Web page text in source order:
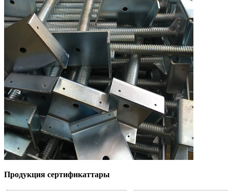
Продукция сертификаттары